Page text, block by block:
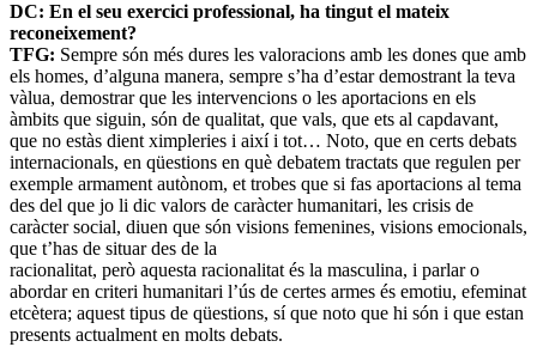
DC: En el seu exercici professional, ha tingut el mateix
reconeixement?
TFG: Sempre són més dures les valoracions amb les dones que amb
els homes, d’alguna manera, sempre s’ha d’estar demostrant la teva
vàlua, demostrar que les intervencions o les aportacions en els
àmbits que siguin, són de qualitat, que vals, que ets al capdavant,
que no estàs dient ximpleries i així i tot… Noto, que en certs debats
internacionals, en qüestions en què debatem tractats que regulen per
exemple armament autònom, et trobes que si fas aportacions al tema
des del que jo li dic valors de caràcter humanitari, les crisis de
caràcter social, diuen que són visions femenines, visions emocionals,
que t’has de situar des de la
racionalitat, però aquesta racionalitat és la masculina, i parlar o
abordar en criteri humanitari l’ús de certes armes és emotiu, efeminat
etcètera; aquest tipus de qüestions, sí que noto que hi són i que estan
presents actualment en molts debats.